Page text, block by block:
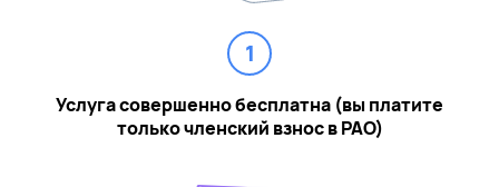
1
Услуга совершенно бесплатна (вы платите
только членский взнос в РАО)